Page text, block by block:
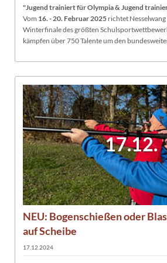
"Jugend trainiert für Olympia & Jugend
Vom 16. - 20. Februar 2025 richtet
Winterfinale des größten
kämpfen über 750 Talente um den
17.12.
NEU: Bogenschießen oder
auf Scheibe
17.12.2024